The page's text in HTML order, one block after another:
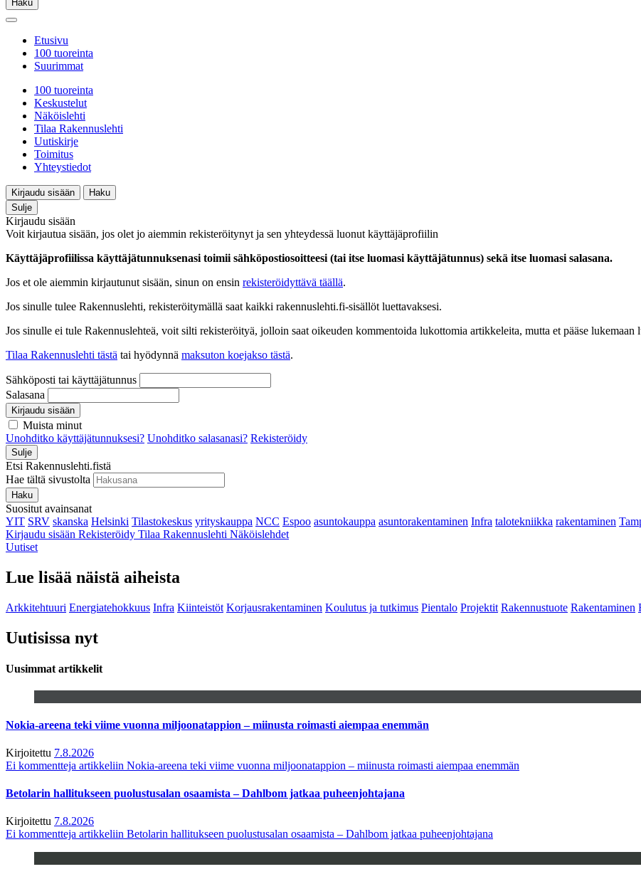
Haku
Etusivu
100 tuoreinta
Suurimmat
100 tuoreinta
Keskustelut
Näköislehti
Tilaa Rakennuslehti
Uutiskirje
Toimitus
Yhteystiedot
Kirjaudu sisään
Haku
Sulje
Kirjaudu sisään
Voit kirjautua sisään, jos olet jo aiemmin rekisteröitynyt ja sen yhteydessä luonut käyttäjäprofiilin
Käyttäjäprofiilissa käyttäjätunnuksenasi toimii sähköpostiosoitteesi (tai itse luomasi käyttäjätunnus) sekä itse luomasi salasana.
Jos et ole aiemmin kirjautunut sisään, sinun on ensin rekisteröidyttävä täällä.
Jos sinulle tulee Rakennuslehti, rekisteröitymällä saat kaikki rakennuslehti.fi-sisällöt luettavaksesi.
Jos sinulle ei tule Rakennuslehteä, voit silti rekisteröityä, jolloin saat oikeuden kommentoida lukottomia artikkeleita, mutta et pääse lukemaan
Tilaa Rakennuslehti tästä tai hyödynnä maksuton koejakso tästä.
Sähköposti tai käyttäjätunnus
Salasana
Kirjaudu sisään
Muista minut
Unohditko käyttäjätunnuksesi? Unohditko salasanasi? Rekisteröidy
Sulje
Etsi Rakennuslehti.fistä
Hae tältä sivustolta
Haku
Suositut avainsanat
YIT SRV skanska Helsinki Tilastokeskus yrityskauppa NCC Espoo asuntokauppa asuntorakentaminen Infra talotekniikka rakentaminen
Kirjaudu sisään Rekisteröidy Tilaa Rakennuslehti Näköislehdet
Uutiset
Lue lisää näistä aiheista
Arkkitehtuuri Energiatehokkuus Infra Kiinteistöt Korjausrakentaminen Koulutus ja tutkimus Pientalo Projektit Rakennustuote Rakentaminen
Uutisissa nyt
Uusimmat artikkelit
Nokia-areena teki viime vuonna miljoonatappion – miinusta roimasti aiempaa enemmän
Kirjoitettu 7.8.2026
Ei kommentteja artikkeliin Nokia-areena teki viime vuonna miljoonatappion – miinusta roimasti aiempaa enemmän
Betolarin hallitukseen puolustusalan osaamista – Dahlbom jatkaa puheenjohtajana
Kirjoitettu 7.8.2026
Ei kommentteja artikkeliin Betolarin hallitukseen puolustusalan osaamista – Dahlbom jatkaa puheenjohtajana